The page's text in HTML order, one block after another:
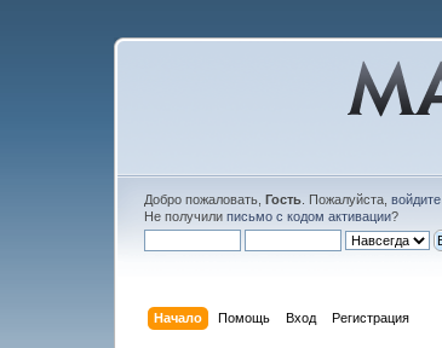
Добро пожаловать,Гость . Пожалуйста,войдите
Не получилиписьмо с кодом активации?
Начало Помощь Вход Регистрация